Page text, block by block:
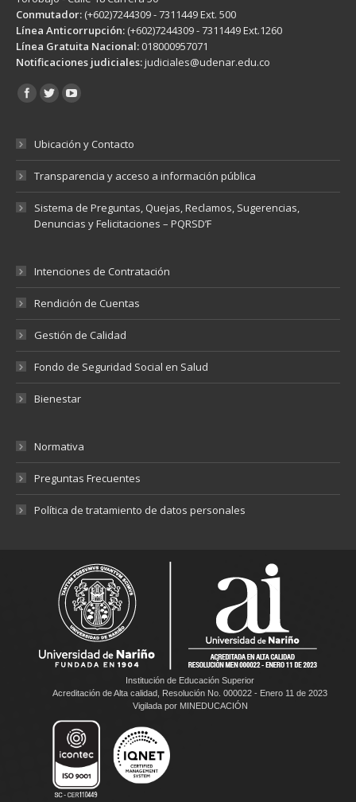
Conmutador: (+602)7244309 - 7311449 Ext. 500
Línea Anticorrupción: (+602)7244309 - 7311449 Ext.1260
Línea Gratuita Nacional: 018000957071
Notificaciones judiciales:judiciales@udenar.edu.co
Encuéntranos en:
Ubicación y Contacto
Transparencia y acceso a información pública
Sistema de Preguntas, Quejas, Reclamos, Sugerencias,
Denuncias y Felicitaciones – PQRSD’F
Intenciones de Contratación
Rendición de Cuentas
Gestión de Calidad
Fondo de Seguridad Social en Salud
Bienestar
Normativa
Preguntas Frecuentes
Política de tratamiento de datos personales
Institución de Educación Superior
Acreditación de Alta calidad, Resolución No. 000022 - Enero 11 de 2023
Vigilada por MINEDUCACIÓN